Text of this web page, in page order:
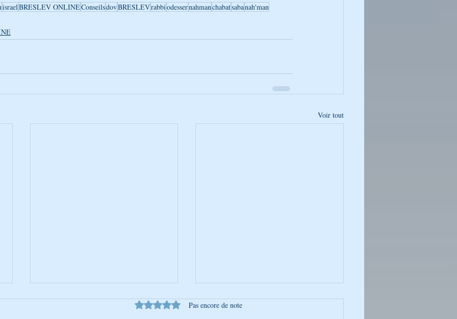
israelBRESLEV ONLINEConseilsdovBRESLEVrabbiodessernahmanchabatsabanah'man
Voir tout
Noté 0 étoile sur 5.Pas encore de note